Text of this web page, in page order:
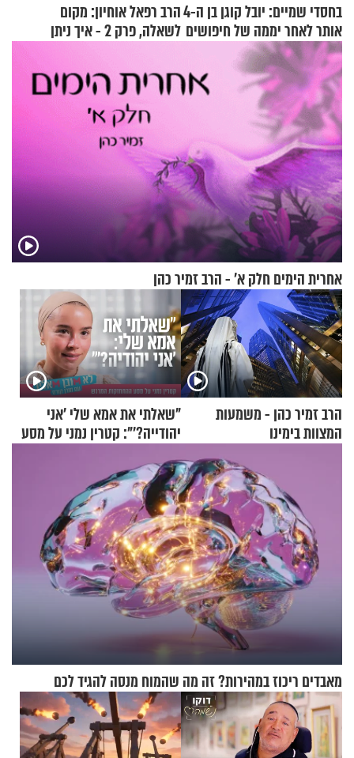
בחסדי שמיים: יובל קוגן בן ה-4
אותר לאחר יממה של חיפושים
הרב רפאל אוחיון: מקום
לשאלה, פרק 2 - איך ניתן
אחרית הימים חלק א’ - הרב זמיר כהן
הרב זמיר כהן - משמעות
המצוות בימינו
"שאלתי את אמא שלי 'אני
יהודייה?'": קטרין נמני על מסע
מאבדים ריכוז במהירות? זה מה שהמוח מנסה להגיד לכם